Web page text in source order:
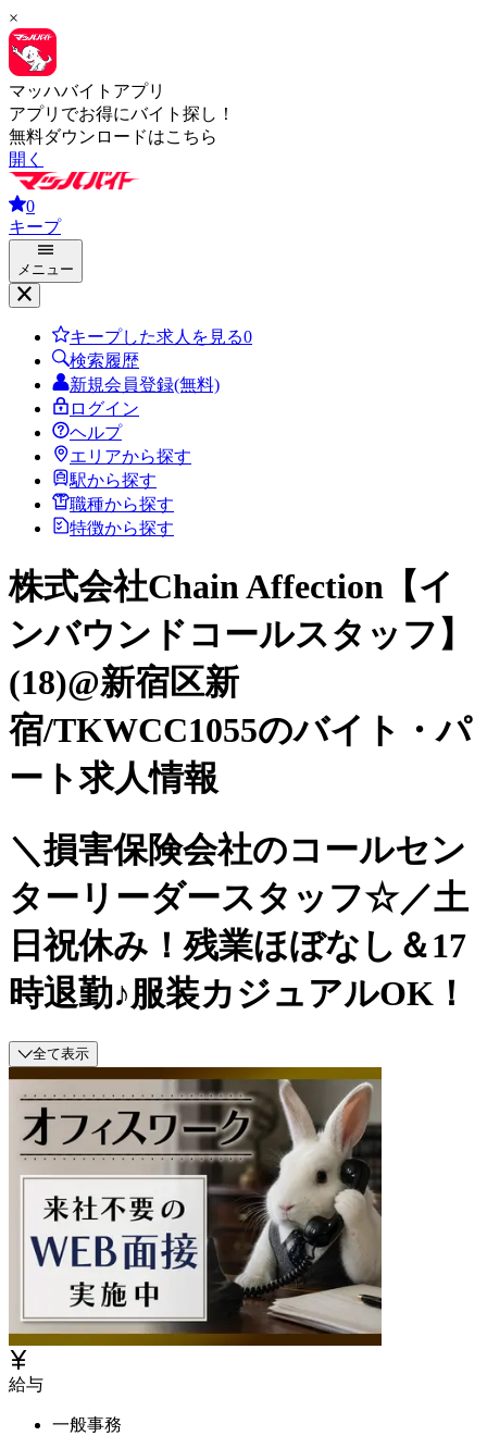
×
マッハバイトアプリ
アプリでお得にバイト探し！
無料ダウンロードはこちら
開く
0
キープ
メニュー
キープした求人を見る0
検索履歴
新規会員登録(無料)
ログイン
ヘルプ
エリアから探す
駅から探す
職種から探す
特徴から探す
株式会社Chain Affection【イ
ンバウンドコールスタッフ】
(18)@新宿区新
宿/TKWCC1055のバイト・パ
ート求人情報
＼損害保険会社のコールセン
ターリーダースタッフ☆／土
日祝休み！残業ほぼなし＆17
時退勤♪服装カジュアルOK！
全て表示
給与
一般事務